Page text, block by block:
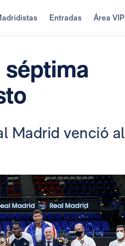
Entradas Área VIP
séptima
Madrid venció al